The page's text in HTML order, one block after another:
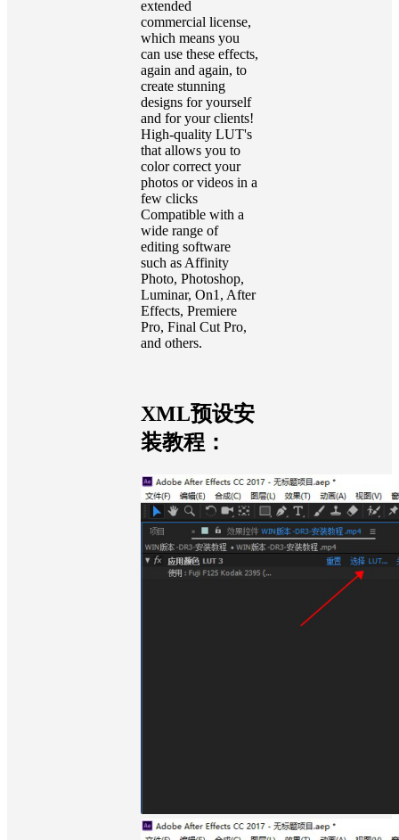
extended
commercial license,
which means you
can use these effects,
again and again, to
create stunning
designs for yourself
and for your clients!
High-quality LUT's
that allows you to
color correct your
photos or videos in a
few clicks
Compatible with a
wide range of
editing software
such as Affinity
Photo, Photoshop,
Luminar, On1, After
Effects, Premiere
Pro, Final Cut Pro,
and others.
XML预设安
装教程：